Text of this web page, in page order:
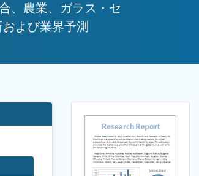
、農業、ガラス・セ
よび業界予測